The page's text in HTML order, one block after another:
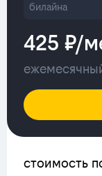
билайна
425 ₽/
стоимость